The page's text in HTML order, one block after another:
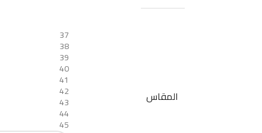
المقاس
37
38
39
40
41
42
43
44
45